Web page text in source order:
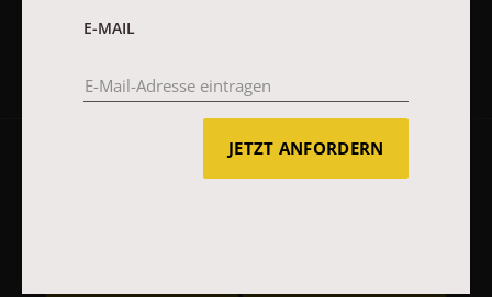
E-MAIL
JETZT ANFORDERN